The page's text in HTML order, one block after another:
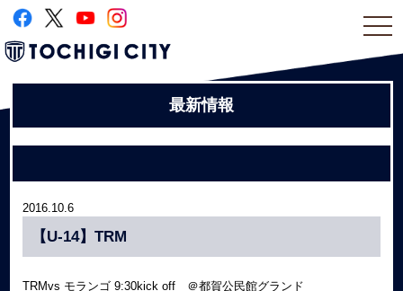
最新情報
2016.10.6
【U-14】TRM
TRMvs モランゴ 9:30kick off ＠都賀公民館グランド